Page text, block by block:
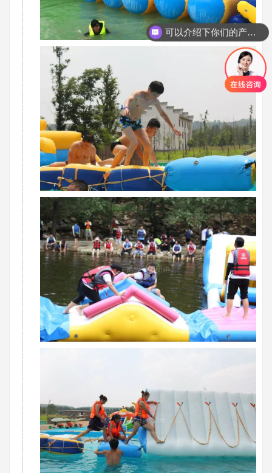
你们是怎么收费的呢